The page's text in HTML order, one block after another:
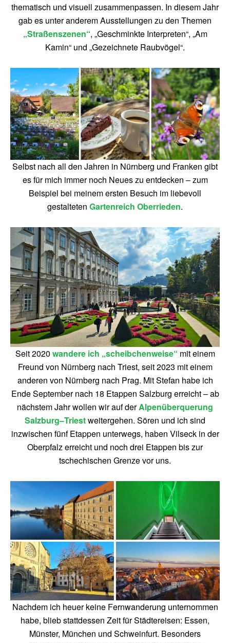
thematisch und visuell zusammenpassen. In diesem Jahr
gab es unter anderem Ausstellungen zu den Themen
„Straßenszenen“, „Geschminkte Interpreten“, „Am
Kamin“ und „Gezeichnete Raubvögel“.
Selbst nach all den Jahren in Nürnberg und Franken gibt
es für mich immer noch Neues zu entdecken – zum
Beispiel bei meinem ersten Besuch im liebevoll
gestalteten Gartenreich Oberrieden.
Seit 2020 wandere ich „scheibchenweise“ mit einem
Freund von Nürnberg nach Triest, seit 2023 mit einem
anderen von Nürnberg nach Prag. Mit Stefan habe ich
Ende September nach 18 Etappen Salzburg erreicht – ab
nächstem Jahr wollen wir auf derAlpenüberquerung
Salzburg–Triestweitergehen. Sören und ich sind
inzwischen fünf Etappen unterwegs, haben Vilseck in der
Oberpfalz erreicht und noch drei Etappen bis zur
tschechischen Grenze vor uns.
Nachdem ich heuer keine Fernwanderung unternommen
habe, blieb stattdessen Zeit für Städtereisen: Essen,
Münster, München und Schweinfurt. Besonders